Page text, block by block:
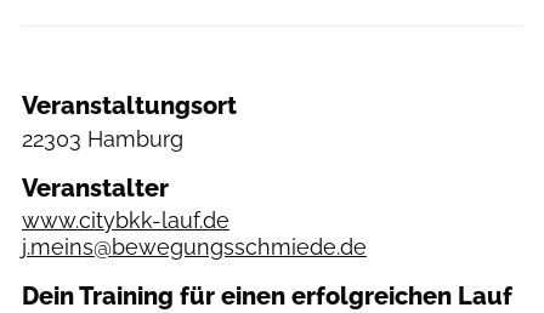
Veranstaltungsort
22303 Hamburg
Veranstalter
www.citybkk-lauf.de
j.meins@bewegungsschmiede.de
Dein Training für einen erfolgreichen Lauf